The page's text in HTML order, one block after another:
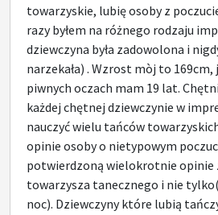
towarzyskie, lubię osoby z
razy byłem na różnego rodzaju
dziewczyna była zadowolona i
narzekała) . Wzrost mòj to
piwnych oczach mam 19 lat.
każdej chętnej dziewczynie w
nauczyć wielu tańców
opinie osoby o nietypowym
potwierdzoną wielokrotnie
towarzysza tanecznego i nie
noc). Dziewczyny które lubią